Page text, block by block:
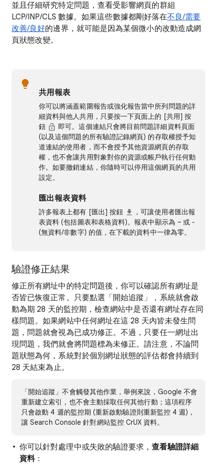
並且仔細研究特定問題，查看受影響網頁的群組
LCP/INP/CLS 數據。如果這些數據都剛好落在不良/需要
改善/良好的邊界，就可能是因為某個微小的改動造成網
頁狀態改變。
共用報表
你可以將涵蓋範圍報告或強化報告當中所列問題的詳
細資料與他人共用，只要按一下頁面上的 [共用] 按
鈕
即可。這個連結只會將目前問題詳細資料頁面
(以及這個問題的所有驗證記錄網頁) 的存取權授予知
道連結的使用者，而不會授予其他資源網頁的存取
權，也不會讓共用對象對你的資源或帳戶執行任何動
作。如要撤銷連結，你隨時可以停用這個網頁的共用
設定。
匯出報表資料
許多報表上都有 [匯出] 按鈕
，可讓使用者匯出報
表資料 (包括圖表和表格資料)。報表中顯示為 ~ 或 -
(無資料/非數字) 的值，在下載的資料中一律為零。
驗證修正結果
修正所有網址中的特定問題後，你可以確認所有網址是
否皆已恢復正常。只要點選「開始追蹤」
，系統就會啟
動為期 28 天的監控期，檢查網站中是否還有網址存在同
樣問題。如果網站中任何網址在這 28 天內皆未發生問
題，問題就會視為已成功修正。不過，只要任一網址出
現問題，我們就會將問題標為未修正。請注意，不論問
題狀態為何，系統對於個別網址狀態的評估都會持續到
28 天結束為止。
「開始追蹤」不會觸發其他作業，舉例來說，Google 不會
重新建立索引，也不會主動採取任何其他行動；這項程序
只會啟動 4 週的監控期 (重新啟動驗證則重新監控 4 週)，
讓 Search Console 針對網站監控 CrUX 資料。
你可以針對處理中或失敗的驗證要求，查看驗證詳細
資料：